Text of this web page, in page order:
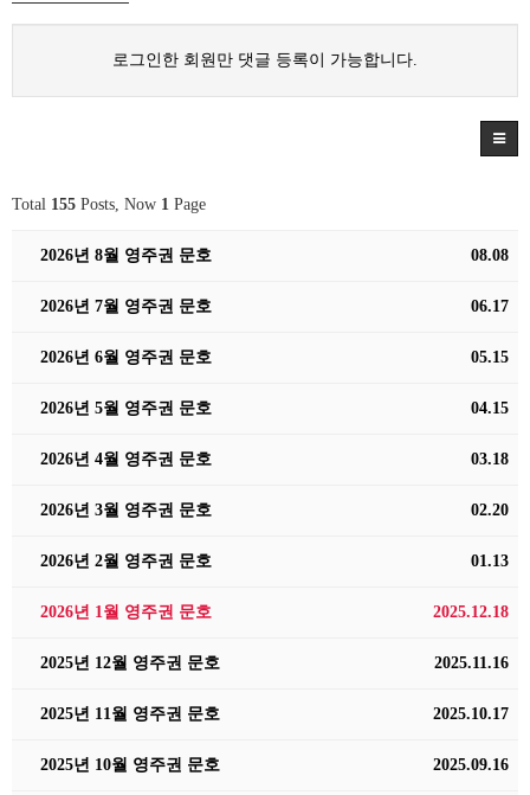
로그인한 회원만 댓글 등록이 가능합니다.
Total 155 Posts, Now 1 Page
08.08
2026년 8월 영주권 문호
06.17
2026년 7월 영주권 문호
05.15
2026년 6월 영주권 문호
04.15
2026년 5월 영주권 문호
03.18
2026년 4월 영주권 문호
02.20
2026년 3월 영주권 문호
01.13
2026년 2월 영주권 문호
2025.12.18
2026년 1월 영주권 문호
2025.11.16
2025년 12월 영주권 문호
2025.10.17
2025년 11월 영주권 문호
2025.09.16
2025년 10월 영주권 문호